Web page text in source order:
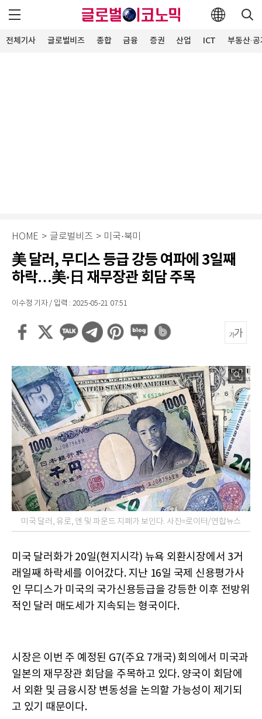
전체기사 글로벌비즈 종합 금융 증권 산업 ICT 부동산·
HOME > 글로벌비즈 > 미국·북미
美 달러, 무디스 등급 강등 여파에 3일째
하락…美·日 재무장관 회담 주목
이수정 기자 / 입력 : 2025-05-21 07:51
미국 달러, 유로, 엔 및 파운드 지폐가 보인다. 사진=로이터/연합뉴스
미국 달러화가 20일(현지시각) 뉴욕 외환시장에서 3거
래일째 하락세를 이어갔다. 지난 16일 국제 신용평가사
인 무디스가 미국의 국가신용등급을 강등한 이후 전방위
적인 달러 매도세가 지속되는 형국이다.
시장은 이번 주 예정된 G7(주요 7개국) 회의에서 미국과
일본의 재무장관 회담을 주목하고 있다. 양국이 회담에
서 외환 및 금융시장 변동성을 논의할 가능성이 제기되
고 있기 때문이다.